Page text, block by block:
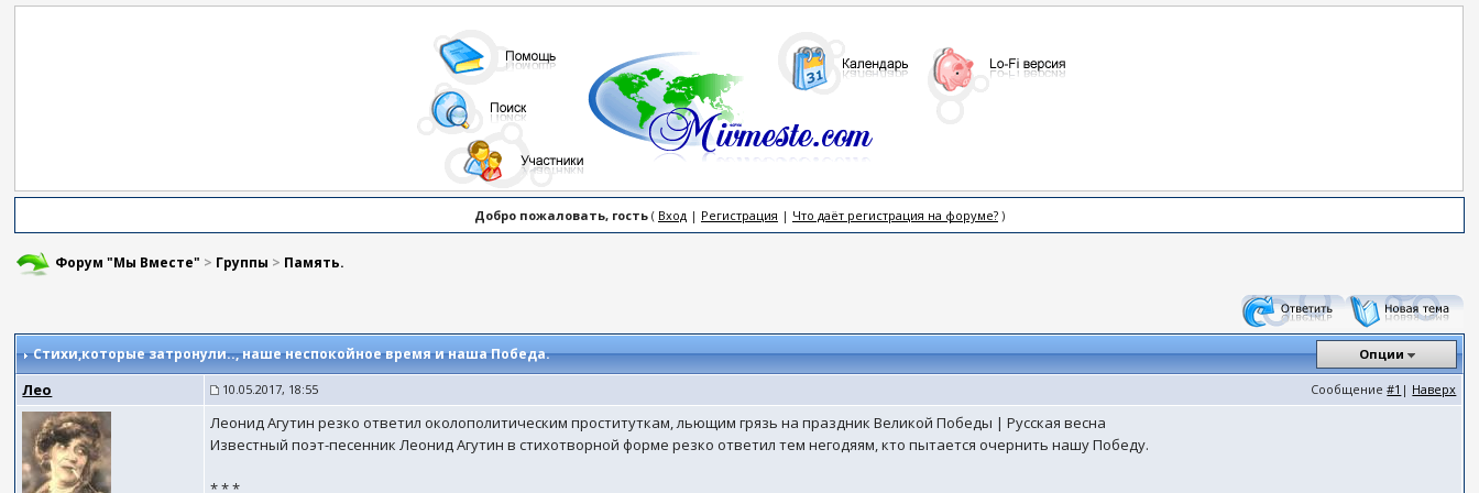
Добро пожаловать, гость( Вход| Регистрация | Что даёт регистрация на форуме?)
Форум "Мы Вместе" > Группы > Память.
Стихи,которые затронули.., наше неспокойное время и наша Победа. Опции
Лео 10.05.2017, 18:55 Сообщение#1 | Наверх
Леонид Агутин резко ответил околополитическим проституткам, льющим грязь на праздник Великой Победы | Русская весна
Известный поэт-песенник Леонид Агутин в стихотворной форме резко ответил тем негодяям, кто пытается очернить нашу Победу.
* * *